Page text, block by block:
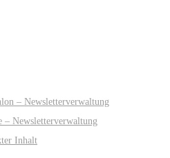
– Newsletterverwaltung
– Newsletterverwaltung
Inhalt